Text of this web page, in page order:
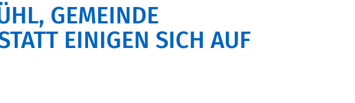
GEMEINDE
EINIGEN SICH AUF